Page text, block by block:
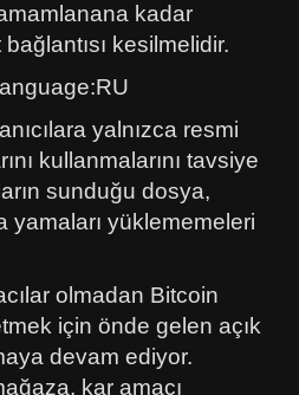
kadar
kesilmelidir.
yalnızca resmi
kullanmalarını tavsiye
sunduğu dosya,
yamaları yüklememeleri
olmadan Bitcoin
için önde gelen açık
devam ediyor.
kar amacı